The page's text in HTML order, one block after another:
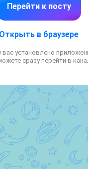
престижном конкурсе
ученица 10 класса МБОУ
трека в номинации
свой
— индикатор
высокую оценку
познакомилась с
и узнала, над
работают конкурсанты
направлений.
Перейти к посту
Открыть в браузере
вас установлено
сразу перейти в